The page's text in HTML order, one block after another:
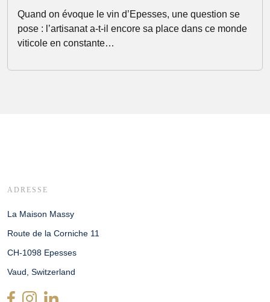
Quand on évoque le vin d’Epesses, une question se
pose : l’artisanat a-t-il encore sa place dans ce monde
viticole en constante…
ADRESSE
La Maison Massy
Route de la Corniche 11
CH-1098 Epesses
Vaud, Switzerland